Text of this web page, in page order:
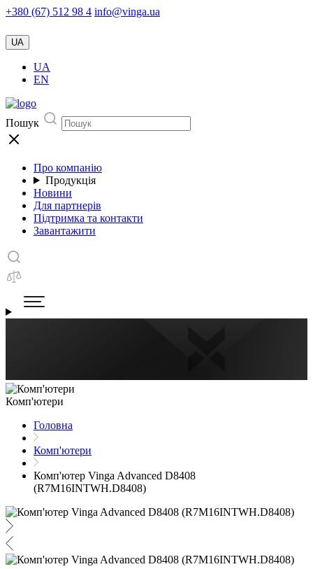
+380 (67) 512 98 4 info@vinga.ua
UA
UA
EN
Пошук
Про компанію
Продукція
Новини
Для партнерів
Підтримка та контакти
Завантажити
Комп'ютери
Головна
Комп'ютери
Комп'ютер Vinga Advanced D8408
(R7M16INTWH.D8408)